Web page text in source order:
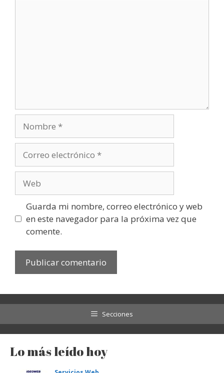
electrónico
Guarda mi nombre, correo electrónico y web
en este navegador para la próxima vez que
comente.
Secciones
Lo más leído hoy